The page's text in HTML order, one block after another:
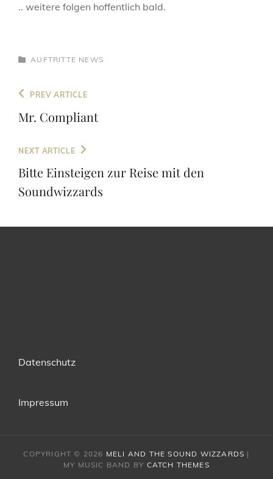
.. weitere folgen hoffentlich bald.
CATEGORIES
AUFTRITTE NEWS
Beitragsnavigation
Previous
Post
PREV ARTICLE
Mr. Compliant
Next
Post
NEXT ARTICLE
Bitte Einsteigen zur Reise mit den
Soundwizzards
Datenschutz
Impressum
COPYRIGHT © 2026 MELI AND THE SOUND WIZZARDS |
MY MUSIC BAND BY CATCH THEMES